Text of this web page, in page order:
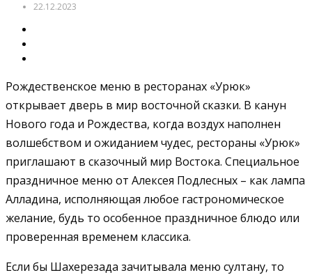
22.12.2023
Рождественское меню в ресторанах «Урюк»
открывает дверь в мир восточной сказки. В канун
Нового года и Рождества, когда воздух наполнен
волшебством и ожиданием чудес, рестораны «Урюк»
приглашают в сказочный мир Востока. Специальное
праздничное меню от Алексея Подлесных – как лампа
Алладина, исполняющая любое гастрономическое
желание, будь то особенное праздничное блюдо или
проверенная временем классика.
Если бы Шахерезада зачитывала меню султану, то